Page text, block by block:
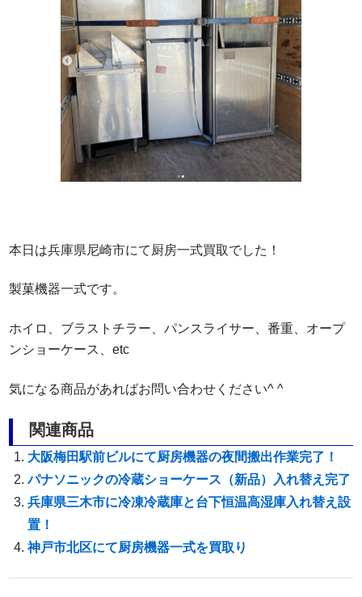
事業案内
お問い合わせ
本日は兵庫県尼崎市にて厨房一式買取でした！
製菓機器一式です。
ホイロ、ブラストチラー、パンスライサー、番重、オープ
ンショーケース、etc
気になる商品があればお問い合わせください^ ^
関連商品
大阪梅田駅前ビルにて厨房機器の夜間搬出作業完了！
パナソニックの冷蔵ショーケース（新品）入れ替え完了
兵庫県三木市に冷凍冷蔵庫と台下恒温高湿庫入れ替え設
置！
神戸市北区にて厨房機器一式を買取り